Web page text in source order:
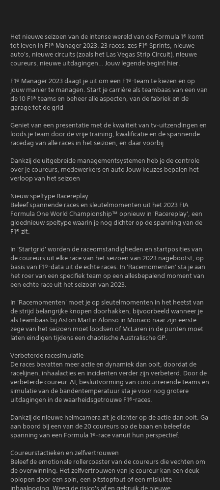
Het nieuwe seizoen van de intense wereld van de Formula 1® komt
tot leven in F1® Manager 2023. 23 races, zes F1® Sprints, nieuwe
auto's, nieuwe circuits (zoals het Las Vegas Strip Circuit), nieuwe
coureurs, nieuwe uitdagingen… Jouw legende begint hier.
F1® Manager 2023 daagt je uit om een F1®-team te kiezen en op
jouw manier te managen. Start je carrière als teambaas van een van
de 10 F1® teams en beheer alle aspecten, van de fabriek en de
garage tot de grid
Geniet van een presentatie met de kwaliteit van tv-uitzendingen en
loods je team door de vrije training, kwalificatie en de spannende
racedag van alle races in het seizoen, en daar voorbij
Dankzij de uitgebreide managementsystemen heb je de controle
over je coureurs, medewerkers en auto Jouw keuzes bepalen het
verloop van het seizoen
Nieuw speltype Racereplay
Beleef spannende races en sleutelmomenten uit het 2023 FIA
Formula One World Championship™ opnieuw in 'Racereplay', een
gloednieuw speltype waarin je nog dichter op de spanning van de
F1® zit.
In 'Startgrid' worden de raceomstandigheden en startposities van
de coureurs uit elke race van het seizoen van 2023 nagebootst, op
basis van F1®-data uit de echte races. In 'Racemomenten' sta je aan
het roer van een specifiek team op een allesbepalend moment van
een echte race uit het seizoen van 2023.
In 'Racemomenten' moet je op sleutelmomenten in het heetst van
de strijd belangrijke knopen doorhakken, bijvoorbeeld wanneer je
als teambaas bij Aston Martin Alonso in Monaco naar zijn eerste
zege van het seizoen moet loodsen of McLaren in de punten moet
laten eindigen tijdens een chaotische Australische GP.
Verbeterde racesimulatie
De races bevatten meer actie en dynamiek dan ooit, doordat de
racelijnen, inhaalacties en incidenten verder zijn verbeterd. Door de
verbeterde coureur-AI, besluitvorming van concurrerende teams en
simulatie van de bandentemperatuur sta je voor nog grotere
uitdagingen in de waarheidsgetrouwe F1®-races.
Dankzij de nieuwe helmcamera zit je dichter op de actie dan ooit. Ga
aan boord bij een van de 20 coureurs op de baan en beleef de
spanning van een Formula 1®-race vanuit hun perspectief.
Coureurstactieken en zelfvertrouwen
Beleef de emotionele rollercoaster van de coureurs die vechten om
de overwinning. Het zelfvertrouwen van je coureur kan een deuk
oplopen door een spin, een pitstopfout of een mislukte
inhaalpoging. Weeg de risico's af en gebruik de nieuwe